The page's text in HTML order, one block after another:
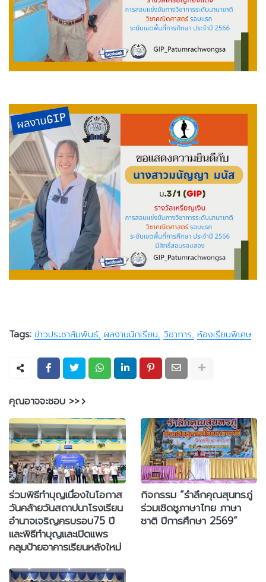
Tags: ข่าวประชาสัมพันธ์ ผลงานนักเรียน วิชาการ ห้องเรียนพิเศษ
คุณอาจจะชอบ >>
ร่วมพิธีทำบุญเนื่องในโอกาส
วันคล้ายวันสถาปนาโรงเรียน
อำนาจเจริญครบรอบ75 ปี
และพิธีทำบุญและเปิดแพร
คลุมป้ายอาคารเรียนหลังใหม่
กิจกรรม “รำลึกคุณสุนทรภู่
ร่วมเชิดชูภาษาไทย ภาษา
ชาติ ปีการศึกษา 2569”